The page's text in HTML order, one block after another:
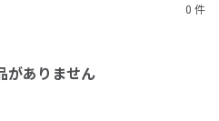
0 件
がありません